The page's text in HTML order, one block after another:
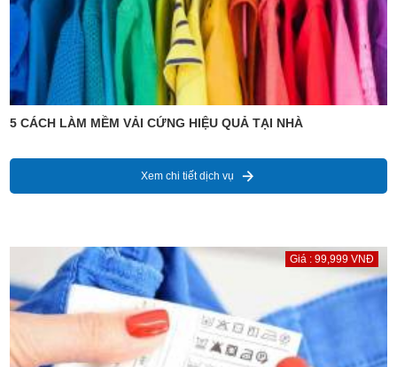
5 CÁCH LÀM MỀM VẢI CỨNG HIỆU QUẢ TẠI NHÀ
Xem chi tiết dịch vụ
Giá : 99,999 VNĐ